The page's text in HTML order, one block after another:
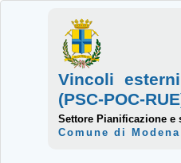
Vincoli
(PSC-POC-
Settore Pianificazione e
Comune di Modena